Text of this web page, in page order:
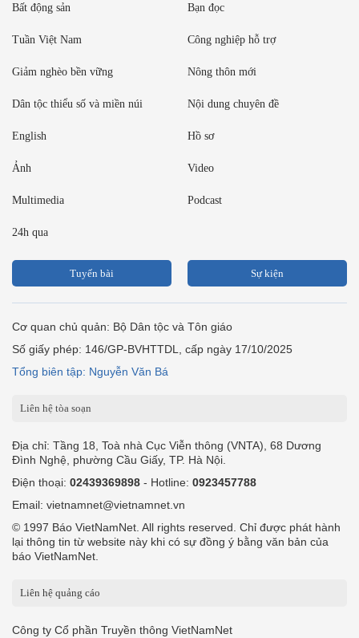
Bất động sản Bạn đọc
Tuần Việt Nam Công nghiệp hỗ trợ
Giảm nghèo bền vững Nông thôn mới
Dân tộc thiểu số và miền núi Nội dung chuyên đề
English Hồ sơ
Ảnh Video
Multimedia Podcast
24h qua
Tuyến bài Sự kiện
Cơ quan chủ quản: Bộ Dân tộc và Tôn giáo
Số giấy phép: 146/GP-BVHTTDL, cấp ngày 17/10/2025
Tổng biên tập: Nguyễn Văn Bá
Liên hệ tòa soạn
Địa chỉ: Tầng 18, Toà nhà Cục Viễn thông (VNTA), 68 Dương
Đình Nghệ, phường Cầu Giấy, TP. Hà Nội.
Điện thoại: 02439369898 - Hotline: 0923457788
Email: vietnamnet@vietnamnet.vn
© 1997 Báo VietNamNet. All rights reserved. Chỉ được phát hành
lại thông tin từ website này khi có sự đồng ý bằng văn bản của
báo VietNamNet.
Liên hệ quảng cáo
Công ty Cổ phần Truyền thông VietNamNet